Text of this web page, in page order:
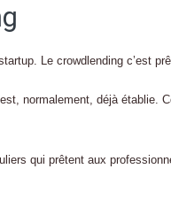
Le crowdlending c’est
normalement, déjà établie.
qui prêtent aux